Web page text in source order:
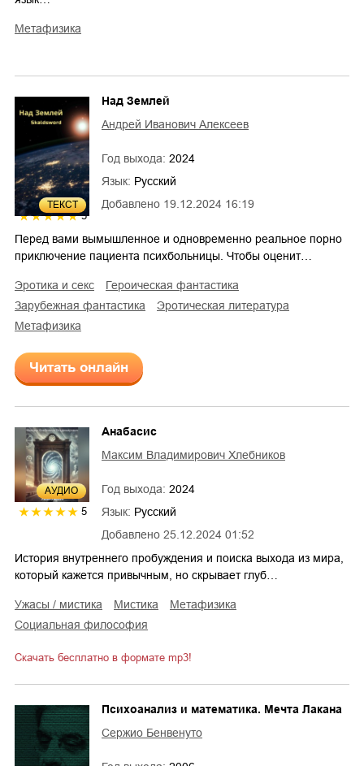
метафизика
ТЕКСТ
5
Добавлено 19.12.2024 16:19
Над Землей
Андрей Иванович Алексеев
Год выхода: 2024
Язык: Русский
Перед вами вымышленное и одновременно реальное порно
приключение пациента психбольницы. Чтобы оценит…
эротика и секс
героическая фантастика
зарубежная фантастика
эротическая литература
метафизика
Читать онлайн
AУДИО
5
Добавлено 25.12.2024 01:52
Анабасис
Максим Владимирович Хлебников
Год выхода: 2024
Язык: Русский
История внутреннего пробуждения и поиска выхода из мира,
который кажется привычным, но скрывает глуб…
ужасы / мистика мистика
метафизика
социальная философия
Скачать бесплатно в формате mp3!
Психоанализ и математика. Мечта Лакана
Сержио Бенвенуто